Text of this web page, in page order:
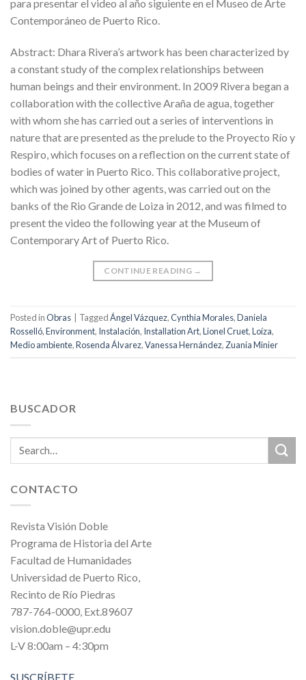
para presentar el video al año siguiente en el Museo de Arte
Contemporáneo de Puerto Rico.
Abstract: Dhara Rivera’s artwork has been characterized by
a constant study of the complex relationships between
human beings and their environment. In 2009 Rivera began a
collaboration with the collective Araña de agua, together
with whom she has carried out a series of interventions in
nature that are presented as the prelude to the Proyecto Río y
Respiro, which focuses on a reflection on the current state of
bodies of water in Puerto Rico. This collaborative project,
which was joined by other agents, was carried out on the
banks of the Rio Grande de Loiza in 2012, and was filmed to
present the video the following year at the Museum of
Contemporary Art of Puerto Rico.
CONTINUE READING →
Posted inObras TaggedÁngel Vázquez,Cynthia Morales,Daniela
Rosselló,Environment, Instalación, Installation Art,Lionel Cruet,Loíza,
Medio ambiente,Rosenda Álvarez,Vanessa Hernández,Zuania Minier
BUSCADOR
CONTACTO
Revista Visión Doble
Programa de Historia del Arte
Facultad de Humanidades
Universidad de Puerto Rico,
Recinto de Río Piedras
787-764-0000, Ext.89607
vision.doble@upr.edu
L-V 8:00am – 4:30pm
SUSCRÍBETE